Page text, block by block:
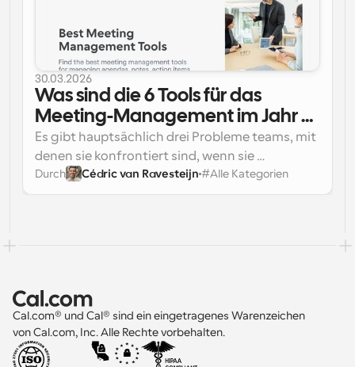
optimiert ist? Die meisten teams merken erst zu
spät, dass sie Planungsprobleme haben, bis es
sie kostet. Ein Mangel an Struktur, Fairness und
Automatisierung führt zu Planungsproblemen,
die das Management, die Team-Moral und, am
wichtigsten, Zeit kosten. Wie man sagt,
Zeit ist
Geld – am Ende verlieren Sie sowohl wertvolle
Zeit als auch Umsatz, weil es an einer
angemessenen Automatisierung der Planung
fehlt.
30.03.2026
Was sind die 6 Tools für das
Meeting-Management im Jahr
2026
Es gibt hauptsächlich drei Probleme teams, mit
denen sie konfrontiert sind, wenn sie
versuchen, eine Besprechung im Jahr 2026 zu
planen.
Den richtigen Besprechungstermin zu
finden, an dem alle verfügbar sind
Durch Cédric van Ravesteijn #Alle Kategorien
Cal.com® und Cal® sind ein eingetragenes Warenzeichen
von Cal.com, Inc. Alle Rechte vorbehalten.